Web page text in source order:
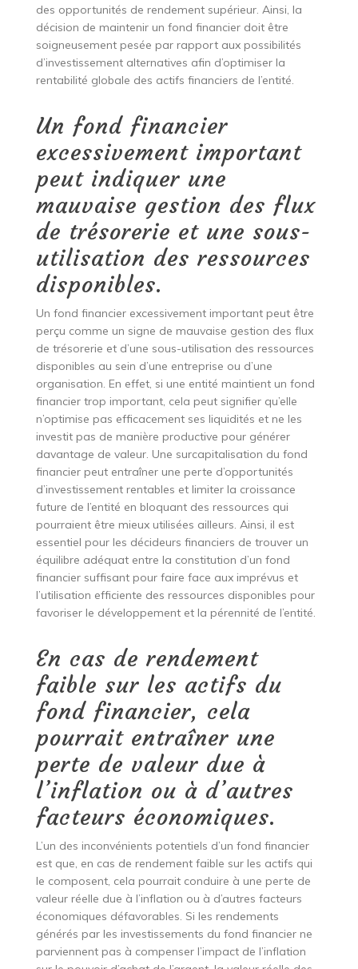
des opportunités de rendement supérieur. Ainsi, la
décision de maintenir un fond financier doit être
soigneusement pesée par rapport aux possibilités
d’investissement alternatives afin d’optimiser la
rentabilité globale des actifs financiers de l’entité.
Un fond financier
excessivement important
peut indiquer une
mauvaise gestion des flux
de trésorerie et une sous-
utilisation des ressources
disponibles.
Un fond financier excessivement important peut être
perçu comme un signe de mauvaise gestion des flux
de trésorerie et d’une sous-utilisation des ressources
disponibles au sein d’une entreprise ou d’une
organisation. En effet, si une entité maintient un fond
financier trop important, cela peut signifier qu’elle
n’optimise pas efficacement ses liquidités et ne les
investit pas de manière productive pour générer
davantage de valeur. Une surcapitalisation du fond
financier peut entraîner une perte d’opportunités
d’investissement rentables et limiter la croissance
future de l’entité en bloquant des ressources qui
pourraient être mieux utilisées ailleurs. Ainsi, il est
essentiel pour les décideurs financiers de trouver un
équilibre adéquat entre la constitution d’un fond
financier suffisant pour faire face aux imprévus et
l’utilisation efficiente des ressources disponibles pour
favoriser le développement et la pérennité de l’entité.
En cas de rendement
faible sur les actifs du
fond financier, cela
pourrait entraîner une
perte de valeur due à
l’inflation ou à d’autres
facteurs économiques.
L’un des inconvénients potentiels d’un fond financier
est que, en cas de rendement faible sur les actifs qui
le composent, cela pourrait conduire à une perte de
valeur réelle due à l’inflation ou à d’autres facteurs
économiques défavorables. Si les rendements
générés par les investissements du fond financier ne
parviennent pas à compenser l’impact de l’inflation